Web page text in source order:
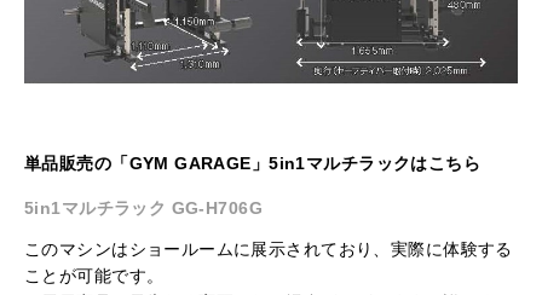
単品販売の「GYM GARAGE」5in1マルチラックはこちら
5in1マルチラック GG-H706G
このマシンはショールームに展示されており、実際に体験する
ことが可能です。